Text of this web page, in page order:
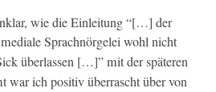
wie die Ein­leitung “[…] der
Sprach­nörgelei wohl nicht
über­lassen […]” mit der späteren
war ich pos­i­tiv über­rascht über von